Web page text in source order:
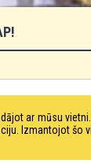
ar mūsu
Izmantojot šo